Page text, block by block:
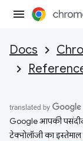
Docs
Google आपकी
टेक्नोलॉजी का